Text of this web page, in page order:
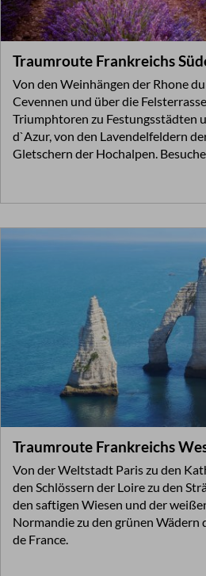
Traumroute Frankreichs
Von den Weinhängen der Rhone
Cevennen und über die
Triumphtoren zu Festungsstädten
d`Azur, von den Lavendelfeldern
Gletschern der Hochalpen.
Traumroute Frankreichs
Von der Weltstadt Paris zu den
den Schlössern der Loire zu den
den saftigen Wiesen und der
Normandie zu den grünen Wädern
de France.